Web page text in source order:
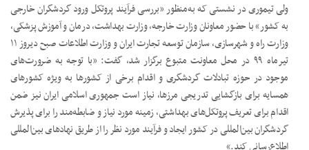
ولی تیموری در نشستی که به‌منظور «بررسی فرآیند پروتکل ورود گردشگران خارجی
به کشور» با حضور معاونان وزارت خارجه، وزارت بهداشت، درمان و آموزش پزشکی،
وزارت راه و شهرسازی، سازمان توسعه تجارت ایران و وزارت اطلاعات صبح دیروز ۱۱
تیرماه ۹۹ در محل معاونت متبوع برگزار شد، گفت: «با توجه به ضرورت‌های
موجود در حوزه تبادلات گردشگری و اقدام برخی از کشورها به ویژه کشورهای
همسایه برای بازگشایی تدریجی مرزها، نیاز است جمهوری اسلامی ایران نیز ضمن
اقدام برای تعریف پروتکل‌های بهداشتی، زمینه مورد نیاز و ضابطه‌مند را برای پذیرش
گردشگران بین‌المللی در کشور ایجاد و فرآیند مورد نظر را از طریق نهادهای بین‌المللی